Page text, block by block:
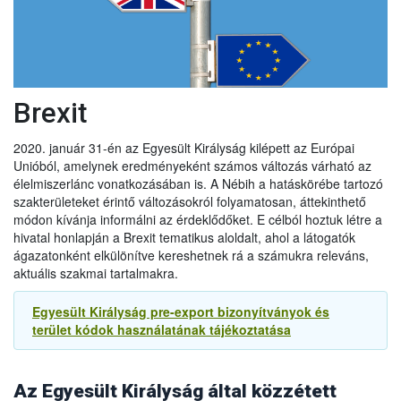
Brexit
2020. január 31-én az Egyesült Királyság kilépett az Európai
Unióból, amelynek eredményeként számos változás várható az
élelmiszerlánc vonatkozásában is. A Nébih a hatáskörébe tartozó
szakterületeket érintő változásokról folyamatosan, áttekinthető
módon kívánja informálni az érdeklődőket. E célból hoztuk létre a
hivatal honlapján a Brexit tematikus aloldalt, ahol a látogatók
ágazatonként elkülönítve kereshetnek rá a számukra releváns,
aktuális szakmai tartalmakra.
Egyesült Királyság pre-export bizonyítványok és
terület kódok használatának tájékoztatása
Az Egyesült Királyság által közzétett
árucikkeket az EU-ból Nagy-Britanniába 2022. június 30-ig:
● hűtött és fagyasztott darált baromfihús, és
● hűtött húskészítmények
Ez lehetővé teszi, hogy 2022. június 30-ig folytatódjon az
említett termékek kereskedelme az EU-ból.
2021.09.14
Újabb UK halasztás a növény és állategészsgügyi
ellenőrzésben
Az Egyesült Királyság kormánya úgy döntött, hogy tovább
halasztja az új ellenőrzések egyes elemeit, különösen az
egészségügyi és növény-egészségügyi árukkal
kapcsolatosakat. Ennek megfelelően:
- Az agrár-élelmiszeripari termékek behozatalának előzetes
bejelentésére vonatkozó követelményt 2021. október 1-jével
szemben2022. január 1-jénvezetik be.
- Az export egészségügyi bizonyítványokra vonatkozó új
bevezetni, most2022. július 1-jénvezetik be.
2022.01.01
Exportőrök, áruszállítmányozók és logisztikai
mezőgazdasági és környezetügyi szakdiplomata tájékoztatása